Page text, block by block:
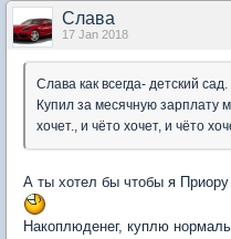
Слaва
17 Jan 2018
Слава как всегда- детский сад.
Купил за месячную зарплату
хочет., и чёто хочет, и чёто
А ты хотел бы чтобы я
Накоплюденег, куплю